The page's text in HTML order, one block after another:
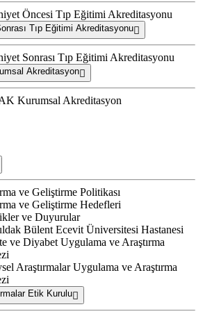
Öncesi Tıp Eğitimi Akreditasyonu
Tıp Eğitimi Akreditasyonu
Sonrası Tıp Eğitimi Akreditasyonu
Akreditasyon
Kurumsal Akreditasyon
ve Geliştirme Politikası
ve Geliştirme Hedefleri
ve Duyurular
Bülent Ecevit Üniversitesi Hastanesi
ve Diyabet Uygulama ve Araştırma
Araştırmalar Uygulama ve Araştırma
Etik Kurulu